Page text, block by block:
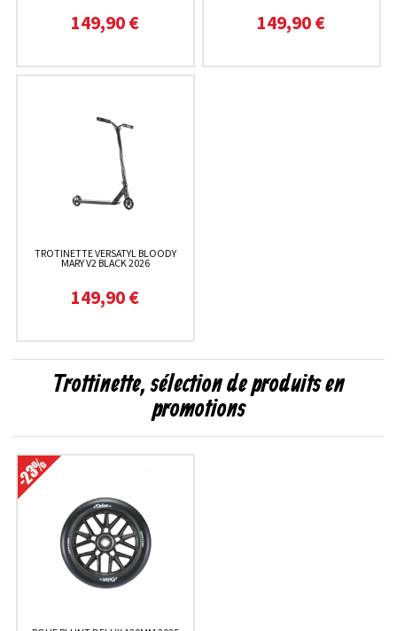
149,90 € 149,90 €
TROTINETTE VERSATYL BLOODY
MARY V2 BLACK 2026
149,90 €
Trottinette, sélection de produits en
promotions